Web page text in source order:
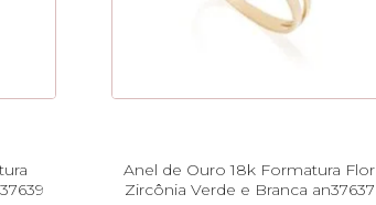
Anel de Ouro 18k Formatura Flor
Zircônia Verde e Branca an37637